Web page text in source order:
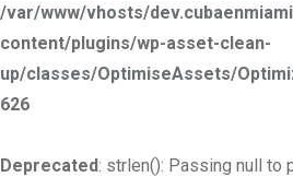
/var/www/vhosts/
content/plugins/wp-asset-clean-
up/classes/OptimiseAssets/
626
Deprecated: strlen(): Passing null to